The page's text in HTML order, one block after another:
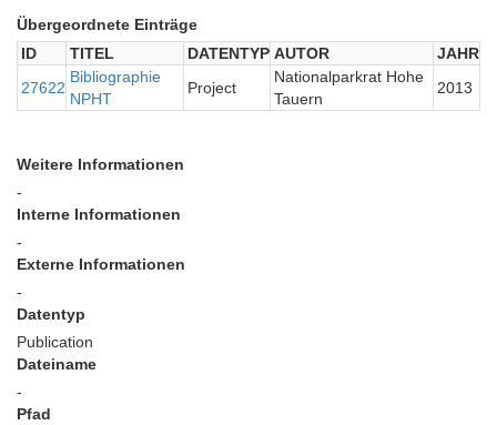
Übergeordnete Einträge
ID
TITEL DATENTYP AUTOR
JAHR
27622
Bibliographie
NPHT
Project
Nationalparkrat Hohe
Tauern
2013
Weitere Informationen
-
Interne Informationen
-
Externe Informationen
-
Datentyp
Publication
Dateiname
-
Pfad